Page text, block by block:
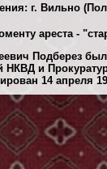
г. Вильно
ареста -
Подберез
НКВД и
14 апреля